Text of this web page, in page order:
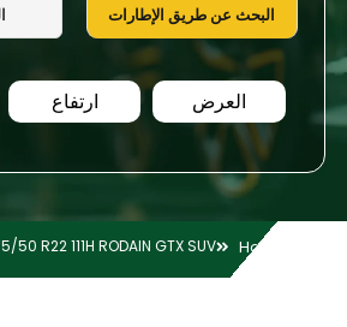
البحث عن طريق الإطارات
العرض ارتفاع
Home
50 R22 111H RODAIN GTX SUV